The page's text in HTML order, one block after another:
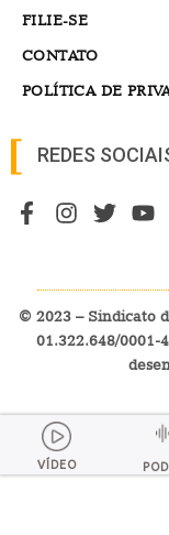
FILIE-SE
CONTATO
POLÍTICA DE
REDES
© 2023 – Sindicato
01.322.648/0001-
VÍDEO